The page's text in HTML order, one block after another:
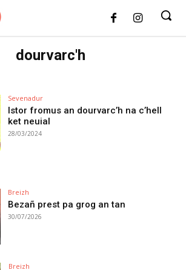
dourvarc'h
Sevenadur
Istor fromus an dourvarc’h na c’hell
ket neuial
28/03/2024
Breizh
Bezañ prest pa grog an tan
30/07/2026
Breizh